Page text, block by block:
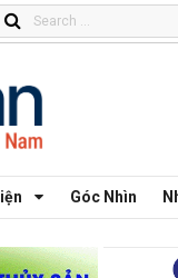
Góc Nhìn